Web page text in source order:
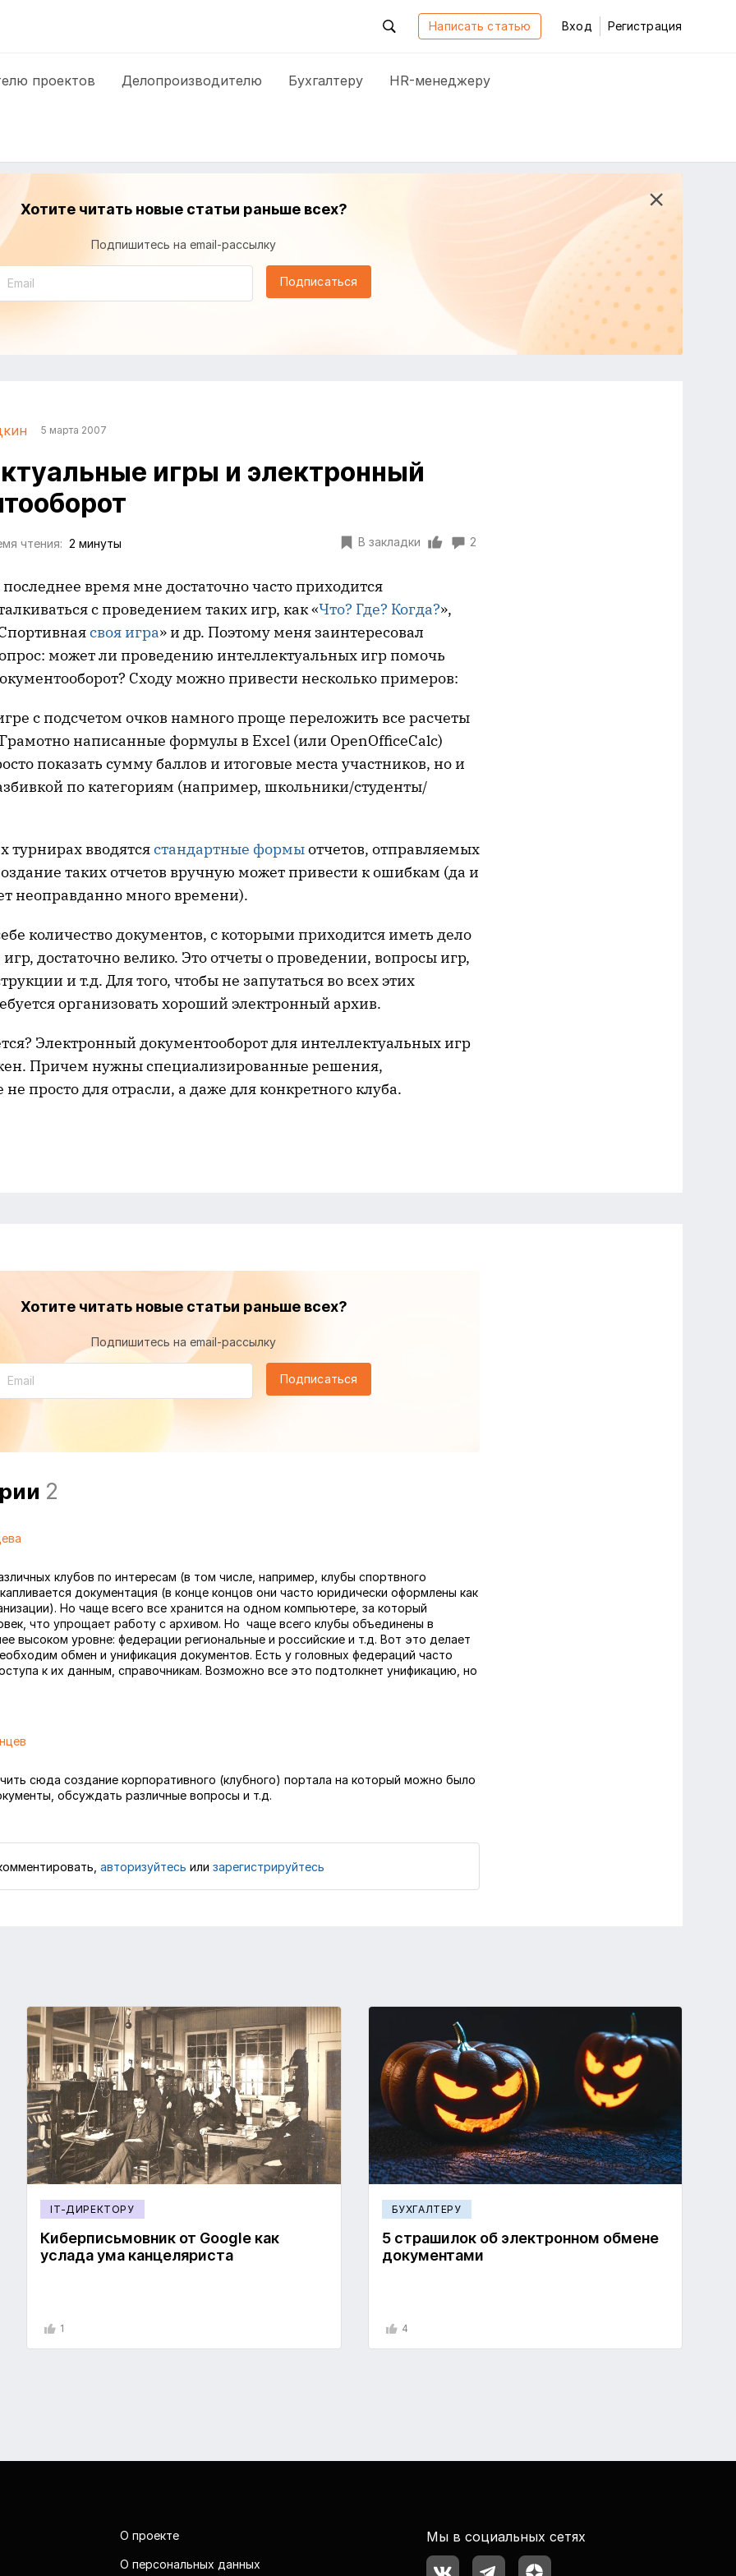
Написать статью Вход Регистрация
проектов Делопроизводителю Бухгалтеру HR-менеджеру
Хотите читать новые статьи раньше всех?
Подпишитесь на email-рассылку
Подписаться
5 марта 2007
игры и электронный
чтения: 2 минуты В закладки 2
время мне достаточно часто приходится
с проведением таких игр, как «Что? Где? Когда?»,
своя игра» и др. Поэтому меня заинтересовал
может ли проведению интеллектуальных игр помочь
Сходу можно привести несколько примеров:
с подсчетом очков намного проще переложить все расчеты
написанные формулы в Excel (или OpenOfficeCalc)
показать сумму баллов и итоговые места участников, но и
по категориям (например, школьники/студенты/
вводятсястандартные формыотчетов, отправляемых
таких отчетов вручную может привести к ошибкам (да и
неоправданно много времени).
количество документов, с которыми приходится иметь дело
достаточно велико. Это отчеты о проведении, вопросы игр,
и т.д. Для того, чтобы не запутаться во всех этих
организовать хороший электронный архив.
Электронный документооборот для интеллектуальных игр
Причем нужны специализированные решения,
просто для отрасли, а даже для конкретного клуба.
Хотите читать новые статьи раньше всех?
Подпишитесь на email-рассылку
Подписаться
2
клубов по интересам (в том числе, например, клубы спортвного
документация (в конце концов они часто юридически оформлены как
Но чаще всего все хранится на одном компьютере, за который
что упрощает работу с архивом. Но чаще всего клубы объединены в
высоком уровне: федерации региональные и российские и т.д. Вот это делает
обмен и унификация документов. Есть у головных федераций часто
к их данным, справочникам. Возможно все это подтолкнет унификацию, но
сюда создание корпоративного (клубного) портала на который можно было
обсуждать различные вопросы и т.д.
авторизуйтесь или зарегистрируйтесь
IT-ДИРЕКТОРУ
Киберписьмовник от Google как
услада ума канцеляриста
1
БУХГАЛТЕРУ
5 страшилок об электронном обмене
документами
4
О проекте
О персональных данных
Мы в социальных сетях